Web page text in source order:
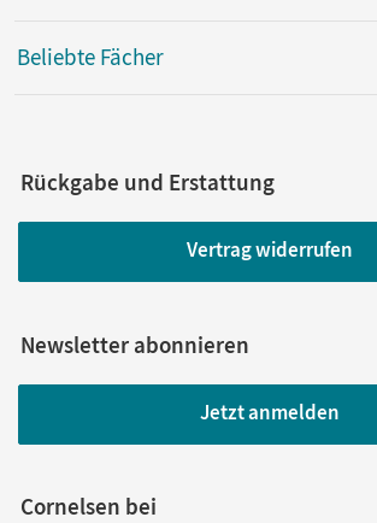
Beliebte Fächer
Rückgabe und Erstattung
Vertrag widerrufen
Newsletter abonnieren
Jetzt anmelden
Cornelsen bei